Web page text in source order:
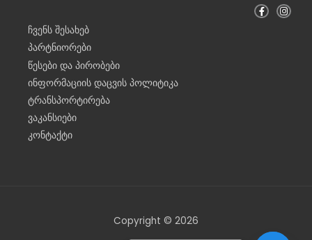
F
a
I
n
ჩვენს შესახებ
პარტნიორები
წესები და პირობები
ინფორმაციის დაცვის პოლიტიკა
ტრანსპორტირება
ვაკანსიები
კონტაქტი
Copyright © 2026